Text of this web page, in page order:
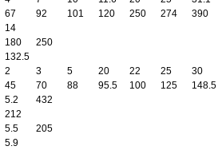
67
92 101 120 250 274
390
14
180
250
132.5
2 3 5 20 22 25
30
45
70 88 95.5 100 125
148.5
5.2
432
212
5.5
205
5.9